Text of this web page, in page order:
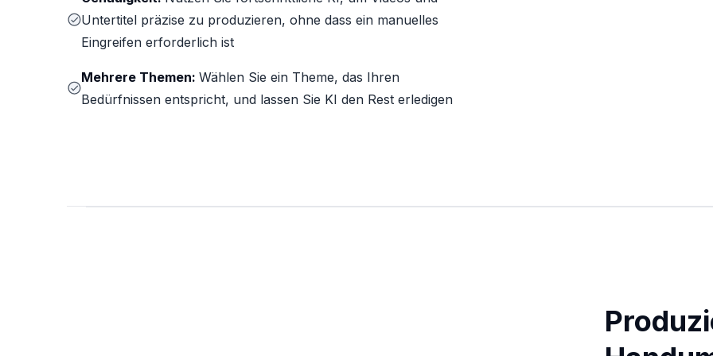
Untertitel präzise zu produzieren, ohne dass ein manuelles
Eingreifen erforderlich ist
Mehrere Themen: Wählen Sie ein Theme, das Ihren
Bedürfnissen entspricht, und lassen Sie KI den Rest erledigen